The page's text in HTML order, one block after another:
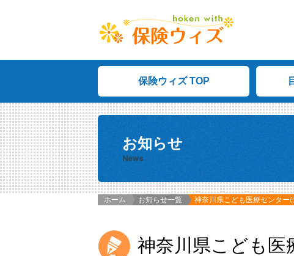
保険ウィズ TOP
お知らせ
News
ホーム お知らせ一覧 神奈川県こども医療センター
神奈川県こども医